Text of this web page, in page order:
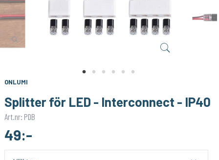
ONLUMI
Splitter för LED - Interconnect - IP40
Art.nr: PDB
49:-